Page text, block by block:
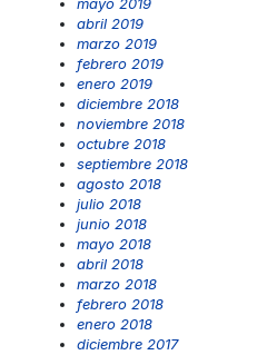
abril 2019
marzo 2019
febrero 2019
enero 2019
diciembre 2018
noviembre 2018
octubre 2018
septiembre 2018
agosto 2018
julio 2018
junio 2018
mayo 2018
abril 2018
marzo 2018
febrero 2018
enero 2018
diciembre 2017